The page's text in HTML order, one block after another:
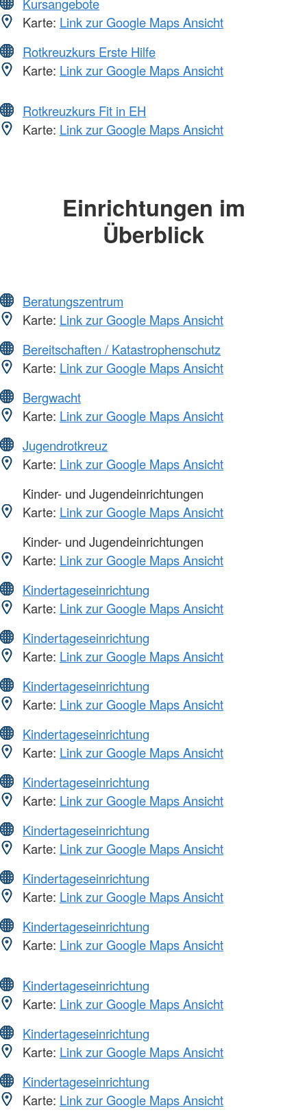
Karte: Link zur Google Maps Ansicht
Rotkreuzkurs Erste Hilfe
Karte: Link zur Google Maps Ansicht
Rotkreuzkurs Fit in EH
Karte: Link zur Google Maps Ansicht
Einrichtungen im
Überblick
Beratungszentrum
Karte: Link zur Google Maps Ansicht
Bereitschaften / Katastrophenschutz
Karte: Link zur Google Maps Ansicht
Bergwacht
Karte: Link zur Google Maps Ansicht
Jugendrotkreuz
Karte: Link zur Google Maps Ansicht
Kinder- und Jugendeinrichtungen
Karte: Link zur Google Maps Ansicht
Kinder- und Jugendeinrichtungen
Karte: Link zur Google Maps Ansicht
Kindertageseinrichtung
Karte: Link zur Google Maps Ansicht
Kindertageseinrichtung
Karte: Link zur Google Maps Ansicht
Kindertageseinrichtung
Karte: Link zur Google Maps Ansicht
Kindertageseinrichtung
Karte: Link zur Google Maps Ansicht
Kindertageseinrichtung
Karte: Link zur Google Maps Ansicht
Kindertageseinrichtung
Karte: Link zur Google Maps Ansicht
Kindertageseinrichtung
Karte: Link zur Google Maps Ansicht
Kindertageseinrichtung
Karte: Link zur Google Maps Ansicht
Kindertageseinrichtung
Karte: Link zur Google Maps Ansicht
Kindertageseinrichtung
Karte: Link zur Google Maps Ansicht
Kindertageseinrichtung
Karte: Link zur Google Maps Ansicht